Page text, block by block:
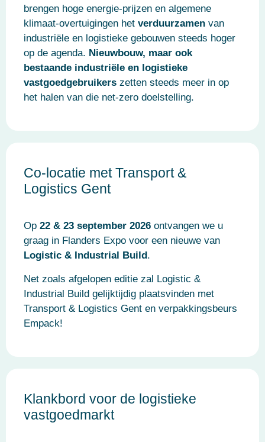
brengen hoge energie-prijzen en algemene
klimaat-overtuigingen het verduurzamen van
industriële en logistieke gebouwen steeds hoger
op de agenda. Nieuwbouw, maar ook
bestaande industriële en logistieke
vastgoedgebruikers zetten steeds meer in op
het halen van die net-zero doelstelling.
Co-locatie met Transport &
Logistics Gent
Op 22 & 23 september 2026 ontvangen we u
graag in Flanders Expo voor een nieuwe van
Logistic & Industrial Build .
Net zoals afgelopen editie zal Logistic &
Industrial Build gelijktijdig plaatsvinden met
Transport & Logistics Gent en verpakkingsbeurs
Empack!
Klankbord voor de logistieke
vastgoedmarkt